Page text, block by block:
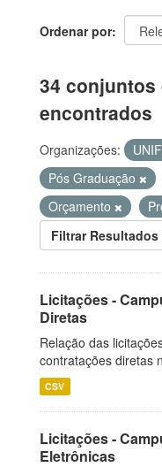
Ordenar por
34 conjuntos
encontrados
Organizações:
Pós Graduação
Orçamento
Filtrar Resultados
Licitações -
Diretas
Relação das
contratações diretas
CSV
Licitações -
Eletrônicas